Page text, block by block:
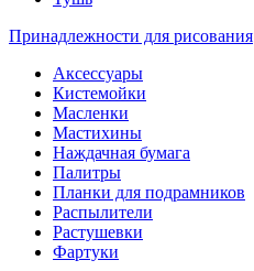
Принадлежности для рисования
Аксессуары
Кистемойки
Масленки
Мастихины
Наждачная бумага
Палитры
Планки для подрамников
Распылители
Растушевки
Фартуки